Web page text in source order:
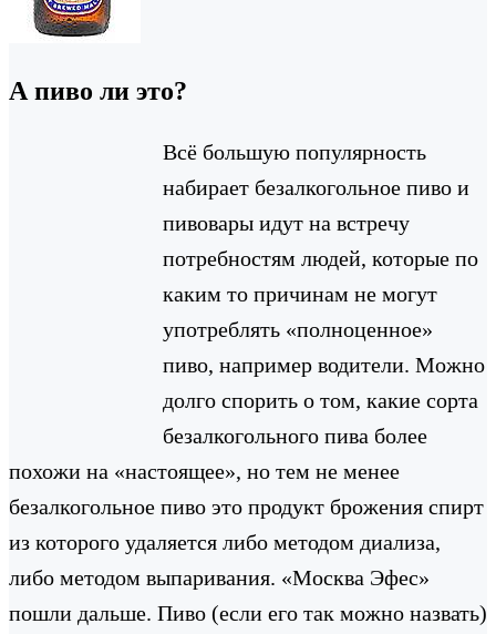
А пиво ли это?
Всё большую популярность
набирает безалкогольное пиво и
пивовары идут на встречу
потребностям людей, которые по
каким то причинам не могут
употреблять «полноценное»
пиво, например водители. Можно
долго спорить о том, какие сорта
безалкогольного пива более
похожи на «настоящее», но тем не менее
безалкогольное пиво это продукт брожения спирт
из которого удаляется либо методом диализа,
либо методом выпаривания. «Москва Эфес»
пошли дальше. Пиво (если его так можно назвать)